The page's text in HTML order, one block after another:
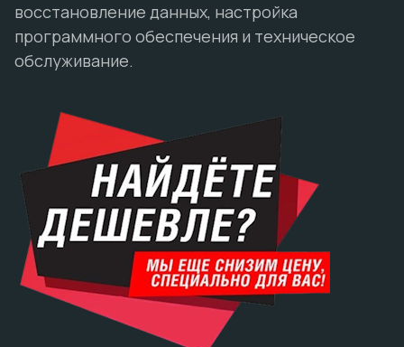
восстановление данных, настройка
программного обеспечения и техническое
обслуживание.